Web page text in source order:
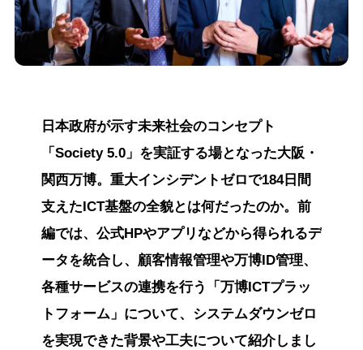
日本政府が示す未来社会のコンセプト
「Society 5.0」を実証する場となった大阪・
関西万博。重大インシデントゼロで184日間
支えたICT基盤の全貌とは何だったのか。前
編では、公式HPやアプリなどから得られるデ
ータを統合し、顧客情報管理や万博ID管理、
各種サービスの連携を行う「万博ICTプラッ
トフォーム」について、システムダウンゼロ
を実現できた背景や工夫について紹介しまし